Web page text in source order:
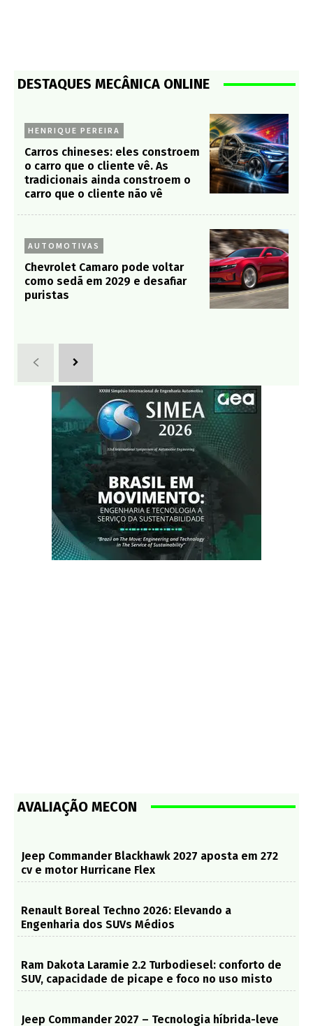
DESTAQUES MECÂNICA ONLINE
HENRIQUE PEREIRA
Carros chineses: eles constroem
o carro que o cliente vê. As
tradicionais ainda constroem o
carro que o cliente não vê
AUTOMOTIVAS
Chevrolet Camaro pode voltar
como sedã em 2029 e desafiar
puristas
AVALIAÇÃO MECON
Jeep Commander Blackhawk 2027 aposta em 272
cv e motor Hurricane Flex
Renault Boreal Techno 2026: Elevando a
Engenharia dos SUVs Médios
Ram Dakota Laramie 2.2 Turbodiesel: conforto de
SUV, capacidade de picape e foco no uso misto
Jeep Commander 2027 – Tecnologia híbrida-leve